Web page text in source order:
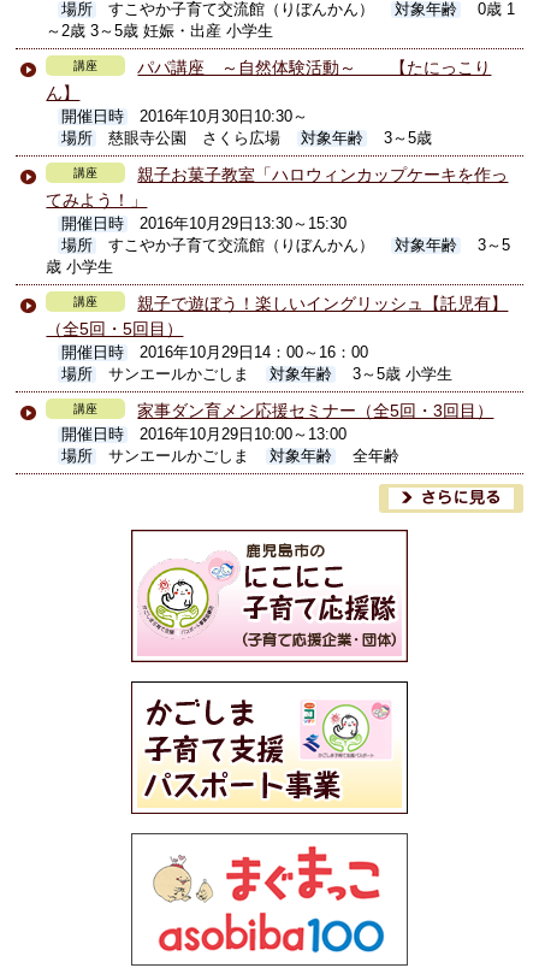
場所
すこやか子育て交流館（りぼんかん） 対象年齢
0歳 1
～2歳 3～5歳 妊娠・出産 小学生
講座
パパ講座 ～自然体験活動～ 【たにっこり
ん】
開催日時
2016年10月30日10:30～
場所
慈眼寺公園 さくら広場 対象年齢 3～5歳
講座
親子お菓子教室「ハロウィンカップケーキを作っ
てみよう！」
開催日時
2016年10月29日13:30～15:30
場所
すこやか子育て交流館（りぼんかん） 対象年齢
3～5
歳 小学生
講座
親子で遊ぼう！楽しいイングリッシュ【託児有】
（全5回・5回目）
開催日時
2016年10月29日14：00～16：00
場所
サンエールかごしま 対象年齢 3～5歳 小学生
講座 家事ダン育メン応援セミナー（全5回・3回目）
開催日時
2016年10月29日10:00～13:00
場所
サンエールかごしま 対象年齢 全年齢